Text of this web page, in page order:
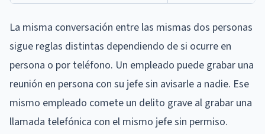
La misma conversación entre las mismas dos personas
sigue reglas distintas dependiendo de si ocurre en
persona o por teléfono. Un empleado puede grabar una
reunión en persona con su jefe sin avisarle a nadie. Ese
mismo empleado comete un delito grave al grabar una
llamada telefónica con el mismo jefe sin permiso.